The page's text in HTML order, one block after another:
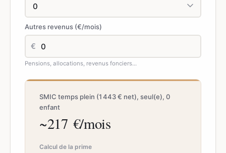
Autres revenus (€/mois)
€
Pensions, allocations, revenus fonciers...
SMIC temps plein (1 443 € net), seul(e), 0
enfant
~217 €/mois
Calcul de la prime